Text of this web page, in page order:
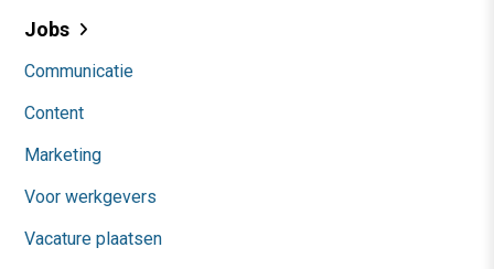
Jobs
Communicatie
Content
Marketing
Voor werkgevers
Vacature plaatsen